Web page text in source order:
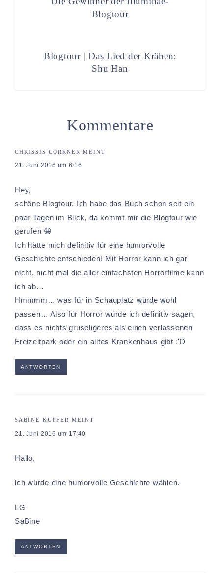
Blogtour
Blogtour | Das Lied der Krähen:
Shu Han
Kommentare
CHRISSIS CORRNER MEINT
21. Juni 2016 um 6:16
Hey,
schöne Blogtour. Ich habe das Buch schon seit ein
paar Tagen im Blick, da kommt mir die Blogtour wie
gerufen 😀
Ich hätte mich definitiv für eine humorvolle
Geschichte entschieden! Mit Horror kann ich gar
nicht, nicht mal die aller einfachsten Horrorfilme kann
ich ab…
Hmmmm… was für in Schauplatz würde wohl
passen… Also für Horror würde ich definitiv sagen,
dass es nichts gruseligeres als einen verlassenen
Freizeitpark oder ein alltes Krankenhaus gibt :'D
ANTWORTEN
SABINE KUPFER MEINT
21. Juni 2016 um 17:40
Hallo,
ich würde eine humorvolle Geschichte wählen.
LG
SaBine
ANTWORTEN